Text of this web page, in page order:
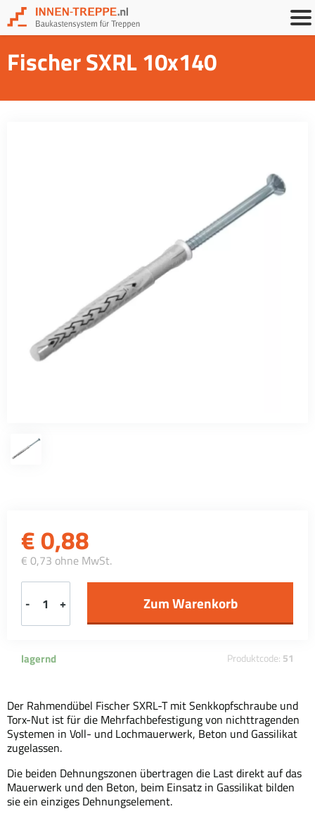
Fischer SXRL 10x140
€0,88
€ 0,73 ohne MwSt.
- +
lagernd Produktcode: 51
Der Rahmendübel Fischer SXRL-T mit Senkkopfschraube und
Torx-Nut ist für die Mehrfachbefestigung von nichttragenden
Systemen in Voll- und Lochmauerwerk, Beton und Gassilikat
zugelassen.
Die beiden Dehnungszonen übertragen die Last direkt auf das
Mauerwerk und den Beton, beim Einsatz in Gassilikat bilden
sie ein einziges Dehnungselement.